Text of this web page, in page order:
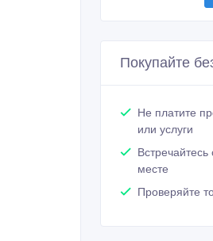
Покупайте
Не платите
или услуги
месте
Проверяйте